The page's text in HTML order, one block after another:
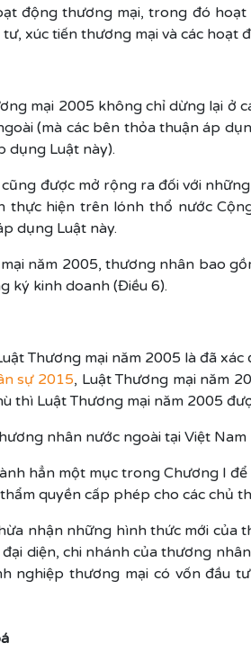
động thương mại, trong đó
xúc tiến thương mại và các hoạt
mại 2005 không chỉ dừng lại ở
(mà các bên thỏa thuận áp
dụng Luật này).
được mở rộng ra đối với
thực hiện trên lónh thổ nước
dụng Luật này.
năm 2005, thương nhân bao
ký kinh doanh (Điều 6).
Thương mại năm 2005 là đã
sự 2015, Luật Thương mại năm
thì Luật Thương mại năm 2005
nhân nước ngoài tại Việt Nam
hẳn một mục trong Chương I
quyền cấp phép cho các chủ
nhận những hình thức mới của
diện, chi nhánh của thương
nghiệp thương mại có vốn đầu